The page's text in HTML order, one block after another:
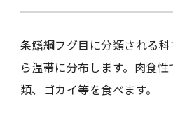
条鰭綱フグ目に分類される
ら温帯に分布します。肉食
類、ゴカイ等を食べます。